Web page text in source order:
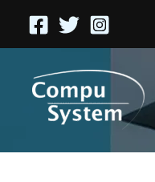
contenido